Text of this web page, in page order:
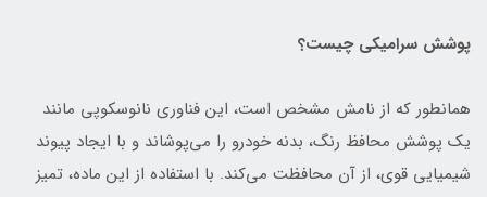
پوشش سرامیکی چیست؟
همانطور که از نامش مشخص است، این فناوری نانوسکوپی مانند
یک پوشش محافظ رنگ، بدنه خودرو را می‌پوشاند و با ایجاد پیوند
شیمیایی قوی، از آن محافظت می‌کند. با استفاده از این ماده، تمیز